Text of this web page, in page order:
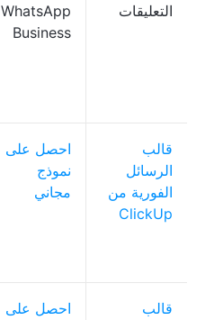
التعليقات
WhatsApp
Business
قالب
الرسائل
الفورية من
ClickUp
احصل على
نموذج
مجاني
قالب
احصل على